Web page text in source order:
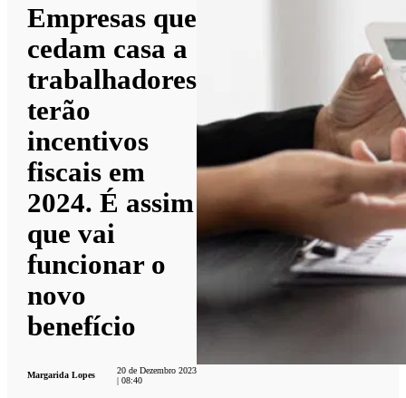
Empresas que
cedam casa a
trabalhadores
terão
incentivos
fiscais em
2024. É assim
que vai
funcionar o
novo
benefício
Margarida Lopes
20 de Dezembro 2023
| 08:40